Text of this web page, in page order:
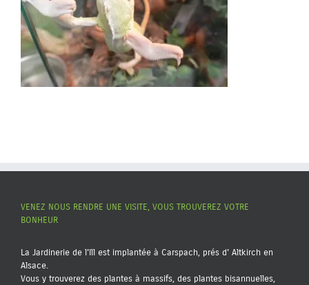
VENEZ NOUS RENDRE UNE VISITE, VOUS TROUVEREZ VOTRE
BONHEUR
La Jardinerie de l'Ill est implantée à Carspach, prés d' Altkirch en
Alsace.
Vous y trouverez des plantes à massifs, des plantes bisannuelles,